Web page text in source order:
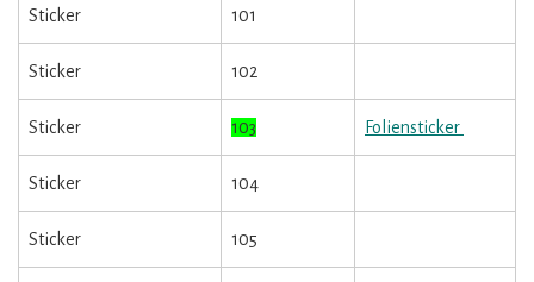
Sticker 101
Sticker 102
Sticker 103 Foliensticker
Sticker 104
Sticker 105